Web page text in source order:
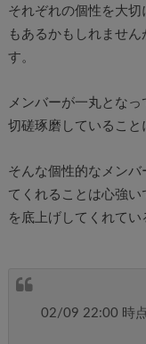
それぞれの個性を大
もあるかもしれません
す。
メンバーが一丸とな
切磋琢磨していること
そんな個性的なメンバ
てくれることは心強
を底上げしてくれてい
02/09 22:00 時点